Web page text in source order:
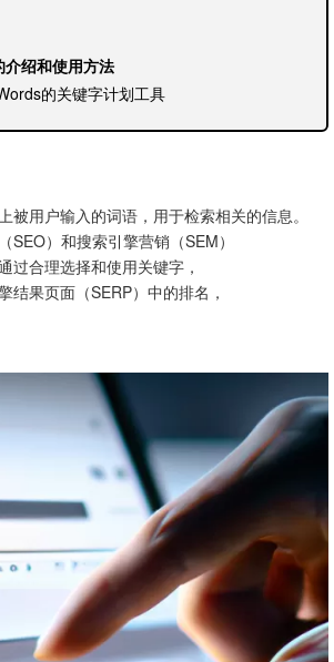
介绍和使用方法
的关键字计划工具
查询
测工具
键字
析
争分析
趋势
被用户输入的词语，用于检索相关的信息。
SEO）和搜索引擎营销（SEM）
过合理选择和使用关键字，
结果页面（SERP）中的排名，